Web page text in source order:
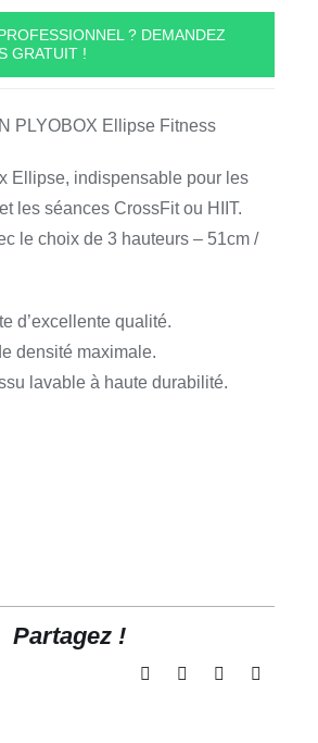
? DEMANDEZ
GRATUIT !
PLYOBOX Ellipse Fitness
Ellipse, indispensable pour les
les séances CrossFit ou HIIT.
le choix de 3 hauteurs – 51cm /
d’excellente qualité.
densité maximale.
lavable à haute durabilité.
Partagez !